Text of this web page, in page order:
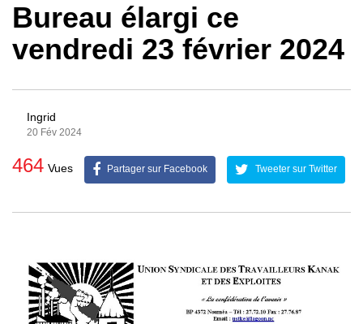
Bureau élargi ce
vendredi 23 février 2024
Ingrid
20 Fév 2024
464 Vues Partager sur Facebook Tweeter sur Twitter